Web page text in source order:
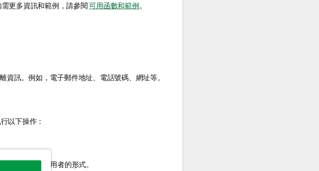
更多資訊和範例，請參閱可用函數和範例。
訊。例如，電子郵件地址、電話號碼、網址等。
以下操作：
合分析內容取用者的形式。